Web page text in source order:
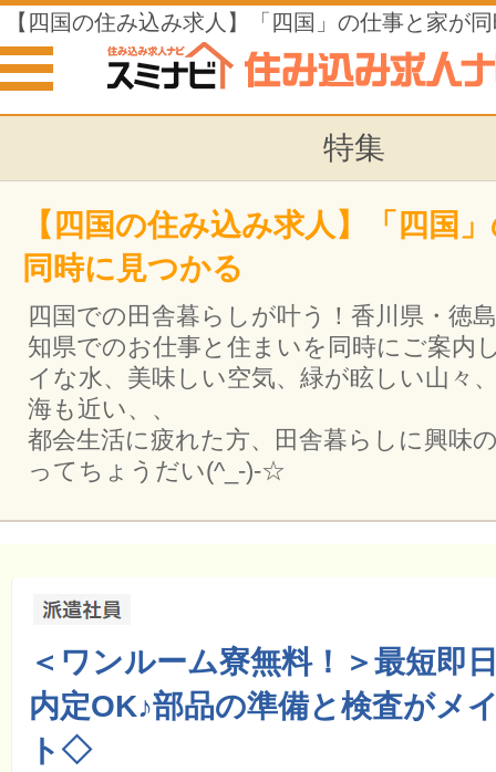
【四国の住み込み求人】「四国」の仕事と家が
特集
【四国の住み込み求人】「四国
同時に見つかる
四国での田舎暮らしが叶う！香川県・徳
知県でのお仕事と住まいを同時にご案内
イな水、美味しい空気、緑が眩しい山々
海も近い、、
都会生活に疲れた方、田舎暮らしに興味
ってちょうだい(^_-)-☆
＜ワンルーム寮無料！＞最短即
内定OK♪部品の準備と検査がメ
ト◇